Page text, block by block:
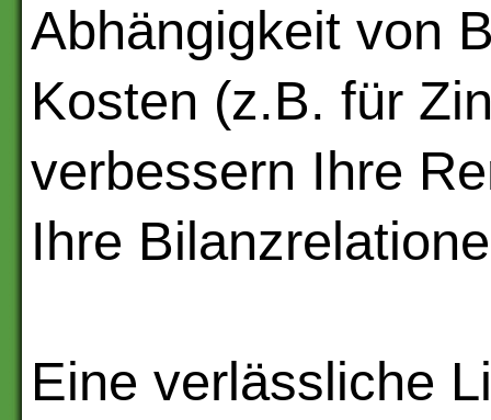
Abhängigkeit von
Kosten (z.B. für
verbessern Ihre
Ihre
Eine verlässliche